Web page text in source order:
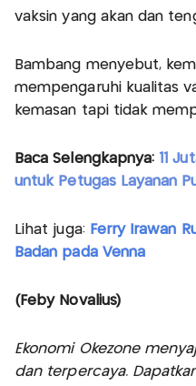
vaksin yang akan dan
Bambang menyebut,
mempengaruhi kualitas
kemasan tapi tidak
Baca Selengkapnya:
11
untuk Petugas Layanan
Lihat juga: Ferry Irawan
Badan pada Venna
(Feby Novalius)
Ekonomi Okezone
dan terpercaya.